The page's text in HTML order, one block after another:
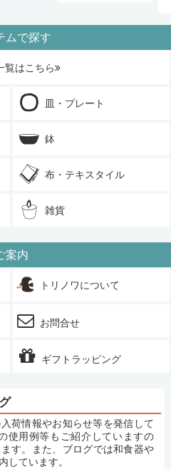
ムで探す
覧はこちら
皿・プレート
鉢
布・テキスタイル
雑貨
案内
トリノワについて
お問合せ
ギフトラッピング
荷情報やお知らせ等を発信して
使用例等もご紹介していますの
す。また、ブログでは和食器や
しています。